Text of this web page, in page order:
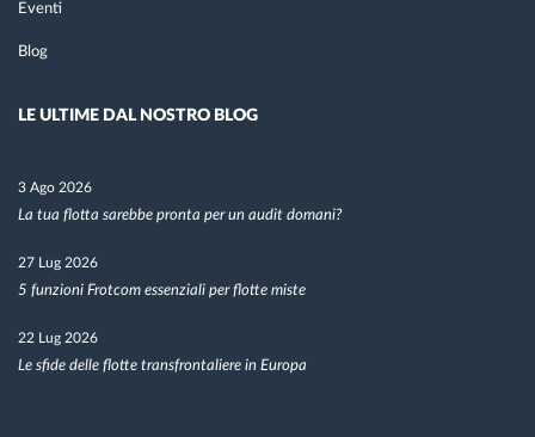
Eventi
Blog
LE ULTIME DAL NOSTRO BLOG
3 Ago 2026
La tua flotta sarebbe pronta per un audit domani?
27 Lug 2026
5 funzioni Frotcom essenziali per flotte miste
22 Lug 2026
Le sfide delle flotte transfrontaliere in Europa